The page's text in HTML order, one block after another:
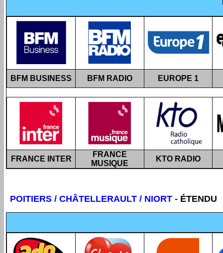
BFM BUSINESS BFM RADIO EUROPE 1
FRANCE INTER
FRANCE
MUSIQUE
KTO RADIO
POITIERS / CHÂTELLERAULT / NIORT - ÉTENDU